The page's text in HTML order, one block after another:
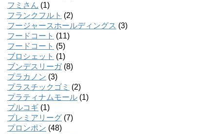
フミさん (1)
フランクフルト (2)
フージャースホールディングス (3)
フードコート (11)
フードコート (5)
ブロシェット (1)
ブンデスリーガ(8)
プラカノン (3)
プラスチックゴミ (2)
プラティナムモール (1)
プルコギ (1)
プレミアリーグ (7)
プロンポン (48)